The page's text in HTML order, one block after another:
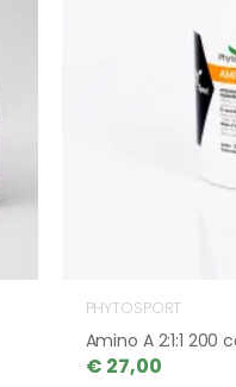
PHYTOSPORT
Amino A 2:1:1 200
€ 27,00